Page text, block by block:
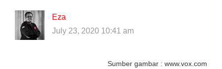
Eza
July 23, 2020 10:41 am
Sumber gambar : www.vox.com